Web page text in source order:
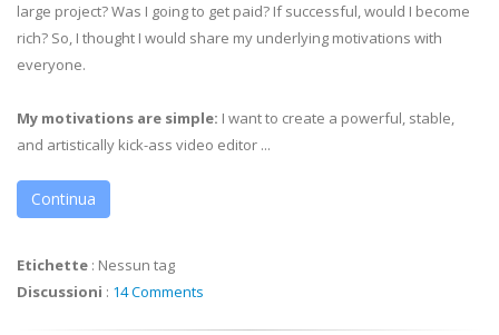
large project? Was I going to get paid? If successful, would I become
rich? So, I thought I would share my underlying motivations with
everyone.
My motivations are simple: I want to create a powerful, stable,
and artistically kick-ass video editor ...
Continua
Etichette : Nessun tag
Discussioni : 14 Comments